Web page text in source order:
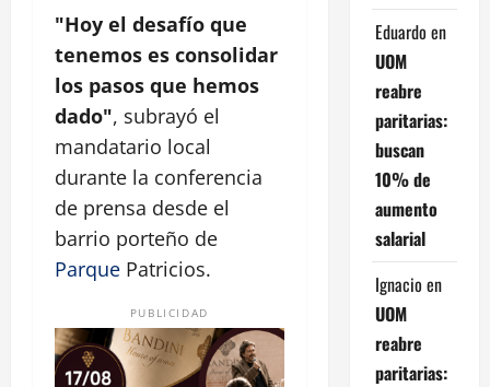
"Hoy el desafío que
tenemos es consolidar
los pasos que hemos
dado", subrayó el
mandatario local
durante la conferencia
de prensa desde el
barrio porteño de
Parque Patricios.
PUBLICIDAD
Eduardo en
UOM
reabre
paritarias:
buscan
10% de
aumento
salarial
Ignacio en
UOM
reabre
paritarias: